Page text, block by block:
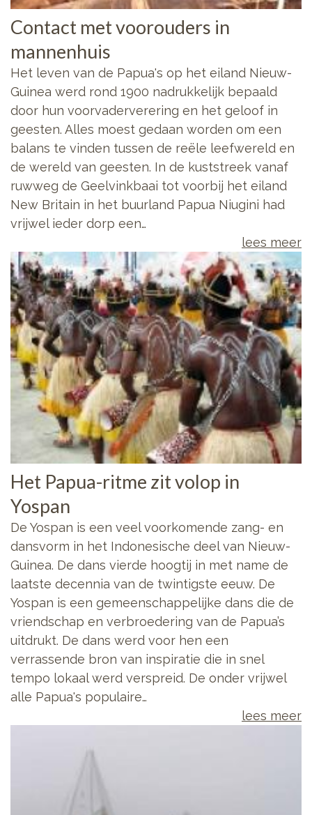
Contact met voorouders in
mannenhuis
Het leven van de Papua's op het eiland Nieuw-
Guinea werd rond 1900 nadrukkelijk bepaald
door hun voorvaderverering en het geloof in
geesten. Alles moest gedaan worden om een
balans te vinden tussen de reële leefwereld en
de wereld van geesten. In de kuststreek vanaf
ruwweg de Geelvinkbaai tot voorbij het eiland
New Britain in het buurland Papua Niugini had
vrijwel ieder dorp een…
lees meer
Het Papua-ritme zit volop in
Yospan
De Yospan is een veel voorkomende zang- en
dansvorm in het Indonesische deel van Nieuw-
Guinea. De dans vierde hoogtij in met name de
laatste decennia van de twintigste eeuw. De
Yospan is een gemeenschappelijke dans die de
vriendschap en verbroedering van de Papua’s
uitdrukt. De dans werd voor hen een
verrassende bron van inspiratie die in snel
tempo lokaal werd verspreid. De onder vrijwel
alle Papua's populaire…
lees meer